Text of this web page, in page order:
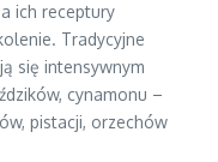
ich receptury
Tradycyjne
się intensywnym
cynamonu –
pistacji, orzechów